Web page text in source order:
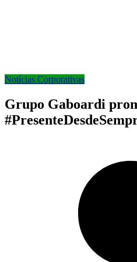
Notícias Corporativas
Grupo Gaboardi